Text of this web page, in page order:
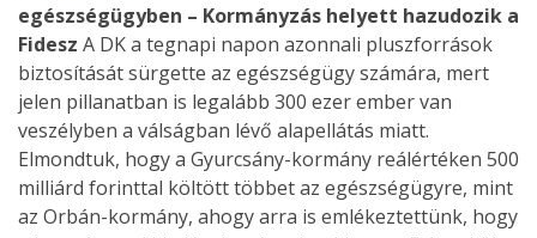
egészségügyben – Kormányzás helyett hazudozik a
Fidesz A DK a tegnapi napon azonnali pluszforrások
biztosítását sürgette az egészségügy számára, mert
jelen pillanatban is legalább 300 ezer ember van
veszélyben a válságban lévő alapellátás miatt.
Elmondtuk, hogy a Gyurcsány-kormány reálértéken 500
milliárd forinttal költött többet az egészségügyre, mint
az Orbán-kormány, ahogy arra is emlékeztettünk, hogy